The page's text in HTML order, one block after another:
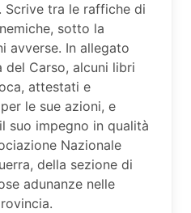
Scrive tra le raffiche di
sotto la
avverse. In allegato
del Carso, alcuni libri
attestati e
le sue azioni, e
suo impegno in qualità
Nazionale
della sezione di
adunanze nelle